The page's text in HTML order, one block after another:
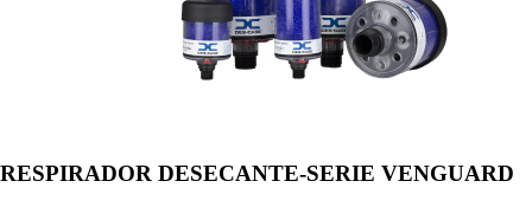
RESPIRADOR DESECANTE-SERIE VENGUARD